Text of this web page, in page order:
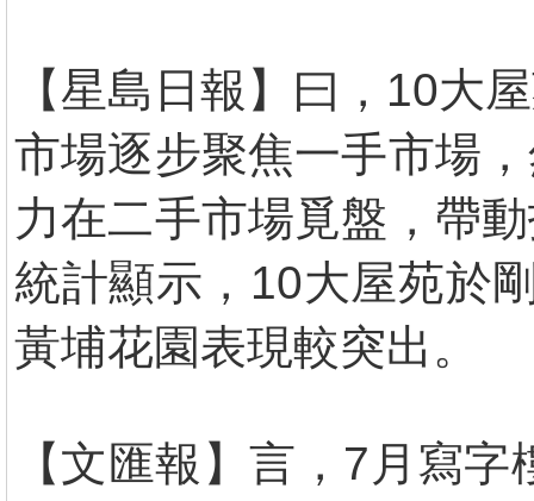
【星島日報】曰，10大
市場逐步聚焦一手市場
力在二手市場覓盤，帶
統計顯示，10大屋苑於
黃埔花園表現較突出。
【文匯報】言，7月寫